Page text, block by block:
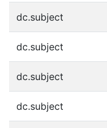
dc.subject
dc.subject
dc.subject
dc.subject